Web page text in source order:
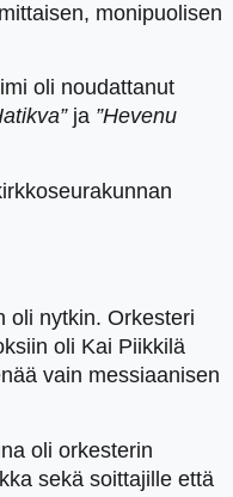
monipuolisen
oli noudattanut
ja ”Hevenu
oli nytkin. Orkesteri
oli Kai Piikkilä
vain messiaanisen
oli orkesterin
sekä soittajille että